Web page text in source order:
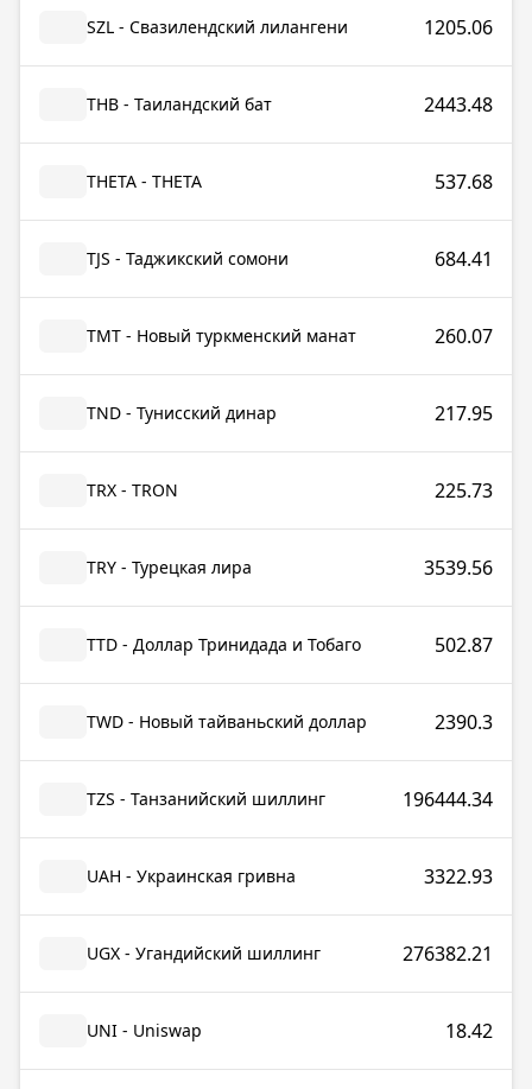
SZL - Свазилендский лилангени 1205.06
THB - Таиландский бат 2443.48
THETA - THETA 537.68
TJS - Таджикский сомони 684.41
TMT - Новый туркменский манат 260.07
TND - Тунисский динар 217.95
TRX - TRON 225.73
TRY - Турецкая лира 3539.56
TTD - Доллар Тринидада и Тобаго 502.87
TWD - Новый тайваньский доллар 2390.3
TZS - Танзанийский шиллинг 196444.34
UAH - Украинская гривна 3322.93
UGX - Угандийский шиллинг 276382.21
UNI - Uniswap 18.42